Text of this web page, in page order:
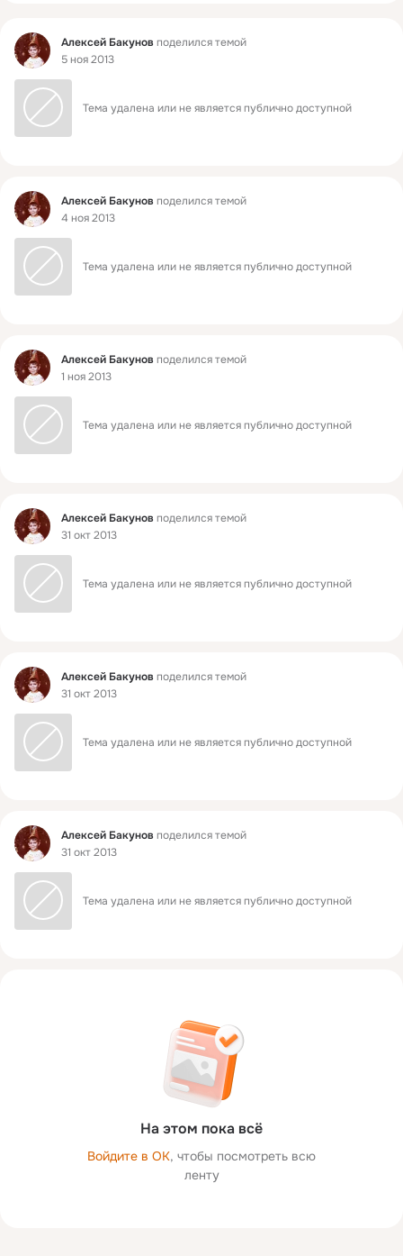
Фид Алексей Бакунов поделился темой
5 ноя 2013
Тема удалена или не является публично доступной
Фид Алексей Бакунов поделился темой
4 ноя 2013
Тема удалена или не является публично доступной
Фид Алексей Бакунов поделился темой
1 ноя 2013
Тема удалена или не является публично доступной
Фид Алексей Бакунов поделился темой
31 окт 2013
Тема удалена или не является публично доступной
Фид Алексей Бакунов поделился темой
31 окт 2013
Тема удалена или не является публично доступной
Фид Алексей Бакунов поделился темой
31 окт 2013
Тема удалена или не является публично доступной
На этом пока всё
Войдите в ОК, чтобы посмотреть всю
ленту